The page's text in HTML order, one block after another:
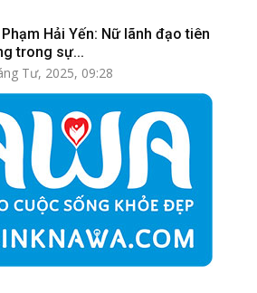
Phạm Hải Yến: Nữ lãnh đạo tiên
trong sự...
Tư, 2025, 09:28